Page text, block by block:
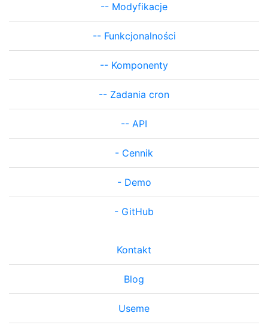
-- Modyfikacje
-- Funkcjonalności
-- Komponenty
-- Zadania cron
-- API
- Cennik
- Demo
- GitHub
Kontakt
Blog
Useme